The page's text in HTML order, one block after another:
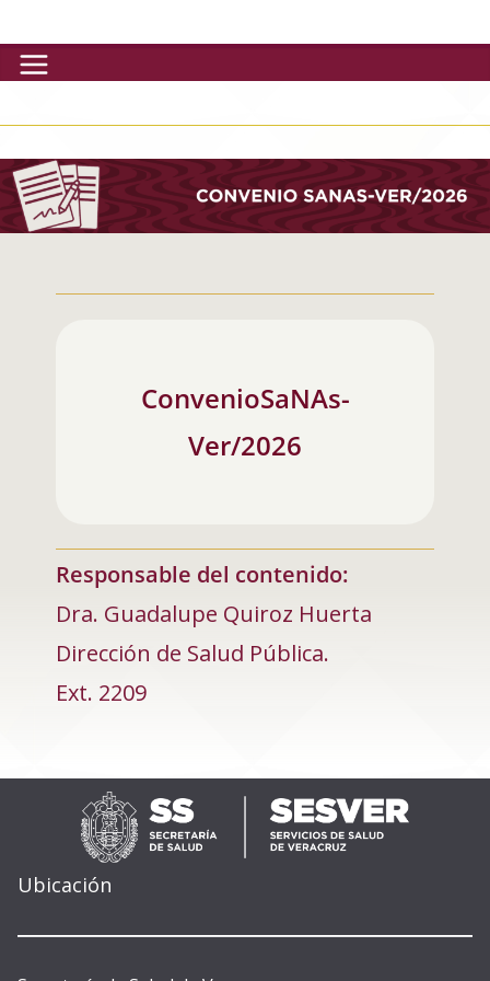
to
content
ConvenioSaNAs-
Ver/2026
Responsable del contenido:
Dra. Guadalupe Quiroz Huerta
Dirección de Salud Pública.
Ext. 2209
Ubicación